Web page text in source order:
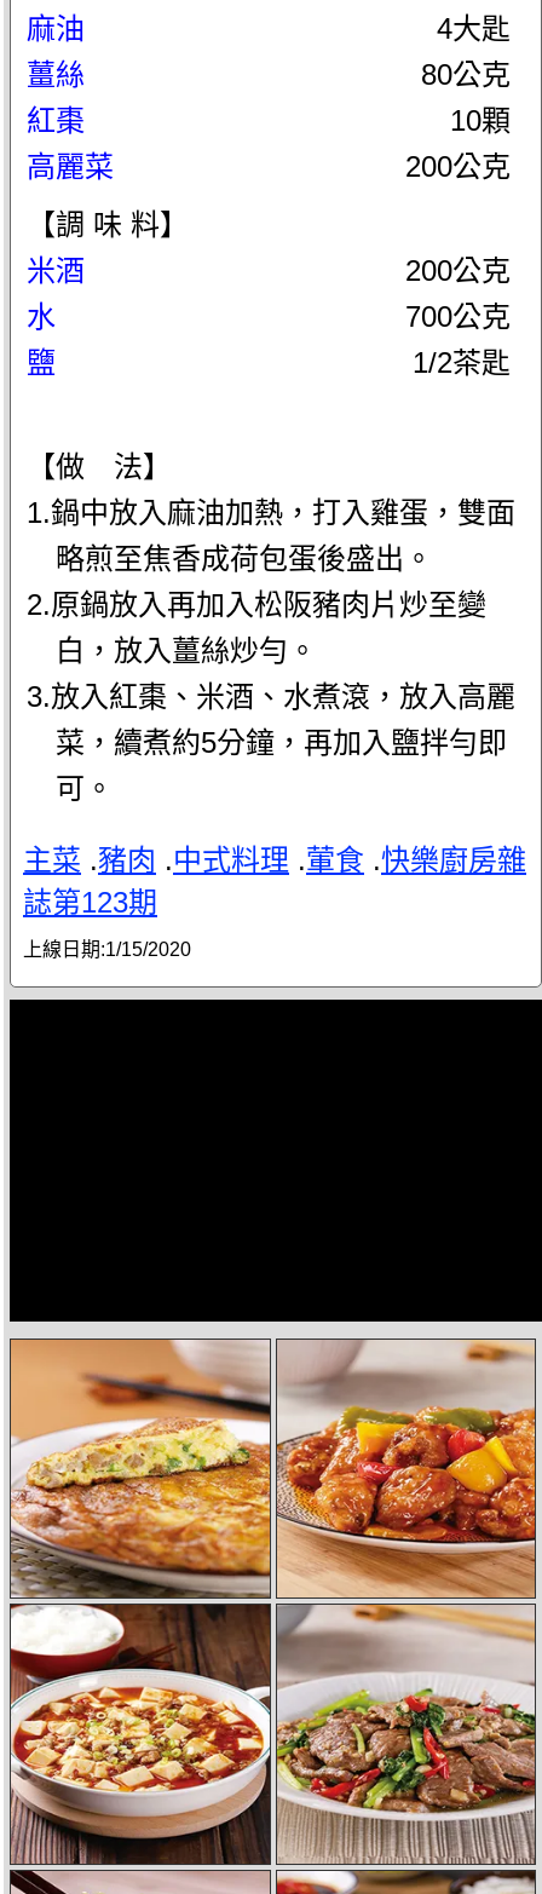
麻油
4大匙
薑絲
80公克
紅棗
10顆
高麗菜
200公克
【調 味 料】
米酒
200公克
水
700公克
鹽
1/2茶匙
【做 法】
1.鍋中放入麻油加熱，打入雞蛋，雙面
略煎至焦香成荷包蛋後盛出。
2.原鍋放入再加入松阪豬肉片炒至變
白，放入薑絲炒勻。
3.放入紅棗、米酒、水煮滾，放入高麗
菜，續煮約5分鐘，再加入鹽拌勻即
可。
主菜 .豬肉 .中式料理 .葷食 .快樂廚房雜
誌第123期
上線日期:1/15/2020